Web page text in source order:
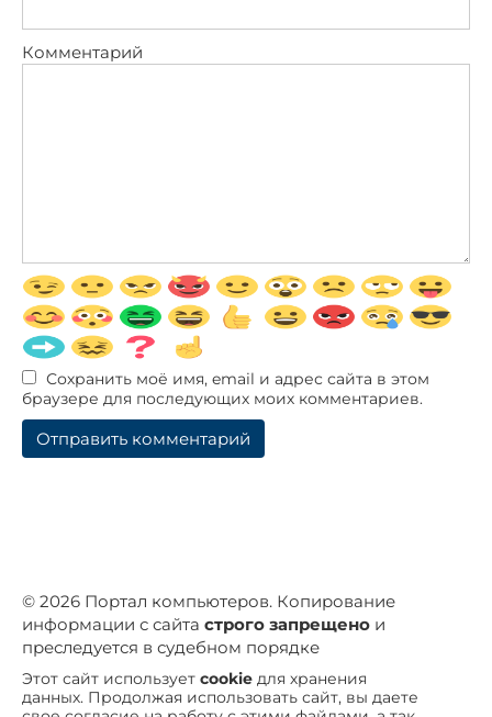
Комментарий
Сохранить моё имя, email и адрес сайта в этом
браузере для последующих моих комментариев.
© 2026 Портал компьютеров. Копирование
информации с сайта строго запрещено и
преследуется в судебном порядке
Этот сайт использует cookie для хранения
данных. Продолжая использовать сайт, вы даете